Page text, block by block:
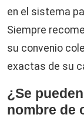
en el sistema
Siempre
su convenio
exactas de su
¿Se
nombre de